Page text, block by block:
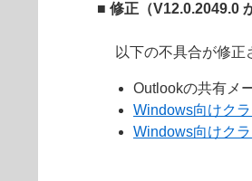
■ 修正（V12.0.2049.0
以下の不具合が修正
Outlookの共有メ
Windows向けク
Windows向けク